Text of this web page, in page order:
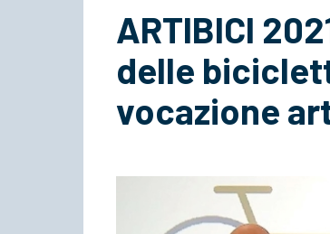
ARTIBICI
delle
vocazione